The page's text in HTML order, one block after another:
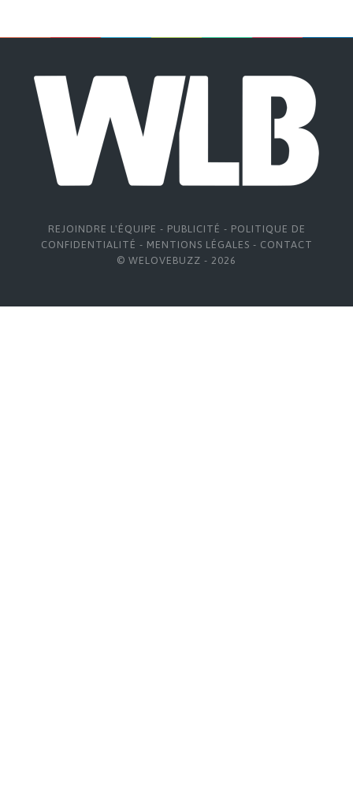
REJOINDRE L'ÉQUIPE - PUBLICITÉ - POLITIQUE DE
CONFIDENTIALITÉ - MENTIONS LÉGALES - CONTACT
© WELOVEBUZZ - 2026